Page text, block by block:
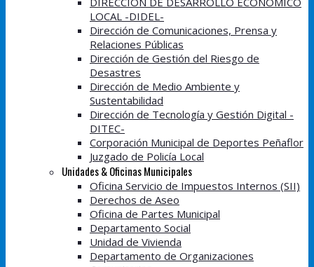
LOCAL -DIDEL-
Dirección de Comunicaciones, Prensa y
Relaciones Públicas
Dirección de Gestión del Riesgo de
Desastres
Dirección de Medio Ambiente y
Sustentabilidad
Dirección de Tecnología y Gestión Digital -
DITEC-
Corporación Municipal de Deportes Peñaflor
Juzgado de Policía Local
Unidades & Oficinas Municipales
Oficina Servicio de Impuestos Internos (SII)
Derechos de Aseo
Oficina de Partes Municipal
Departamento Social
Unidad de Vivienda
Departamento de Organizaciones